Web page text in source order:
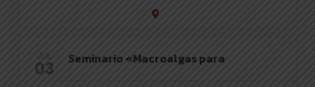
JUL
03 Seminario «Macroalgas para